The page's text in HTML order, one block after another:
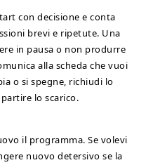
con decisione e conta
brevi e ripetute. Una
in pausa o non produrre
alla scheda che vuoi
o si spegne, richiudi lo
lo scarico.
il programma. Se volevi
nuovo detersivo se la